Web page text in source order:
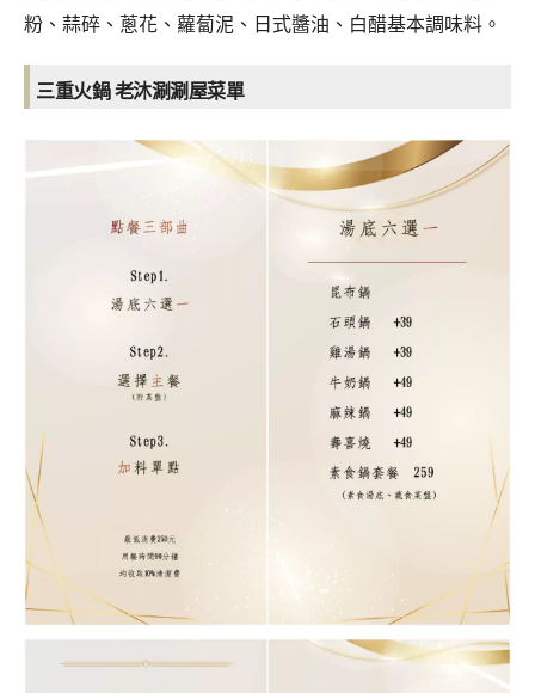
粉、蒜碎、蔥花、蘿蔔泥、日式醬油、白醋基本調味料。
三重火鍋 老沐涮涮屋菜單